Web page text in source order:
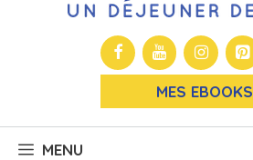
MES EBOOKS
MENU